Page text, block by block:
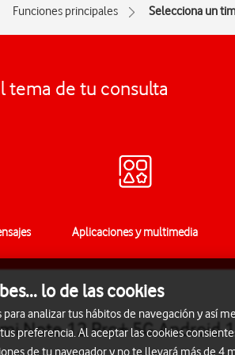
Funciones principales Selecciona un
tema de tu consulta
Aplicaciones y multimedia
Note 12 Pro+ 5G Android
lo de las cookies
analizar tus hábitos de navegación y así
preferencia. Al aceptar las cookies
de tu navegador y no te llevará más de 4